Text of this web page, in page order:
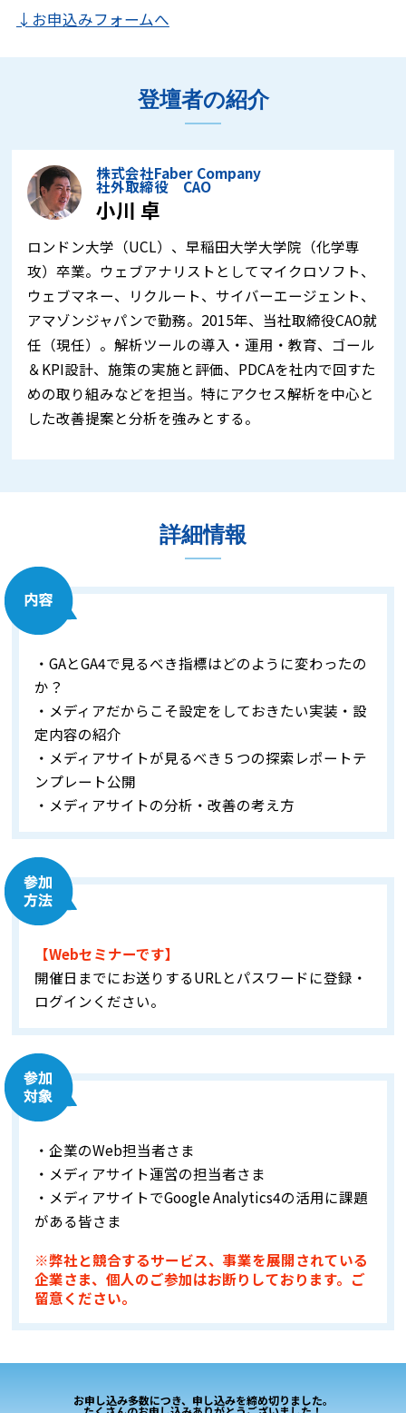
↓お申込みフォームへ
登壇者の紹介
株式会社Faber Company
社外取締役 CAO
小川 卓
ロンドン大学（UCL）、早稲田大学大学院（化学専
攻）卒業。ウェブアナリストとしてマイクロソフト、
ウェブマネー、リクルート、サイバーエージェント、
アマゾンジャパンで勤務。2015年、当社取締役CAO就
任（現任）。解析ツールの導入・運用・教育、ゴール
＆KPI設計、施策の実施と評価、PDCAを社内で回すた
めの取り組みなどを担当。特にアクセス解析を中心と
した改善提案と分析を強みとする。
詳細情報
・GAとGA4で見るべき指標はどのように変わったの
か？
・メディアだからこそ設定をしておきたい実装・設
定内容の紹介
・メディアサイトが見るべき５つの探索レポートテ
ンプレート公開
・メディアサイトの分析・改善の考え方
【Webセミナーです】
開催日までにお送りするURLとパスワードに登録・
ログインください。
・企業のWeb担当者さま
・メディアサイト運営の担当者さま
・メディアサイトでGoogle Analytics4の活用に課題
がある皆さま
※弊社と競合するサービス、事業を展開されている
企業さま、個人のご参加はお断りしております。ご
留意ください。
お申し込み多数につき、申し込みを締め切りました。